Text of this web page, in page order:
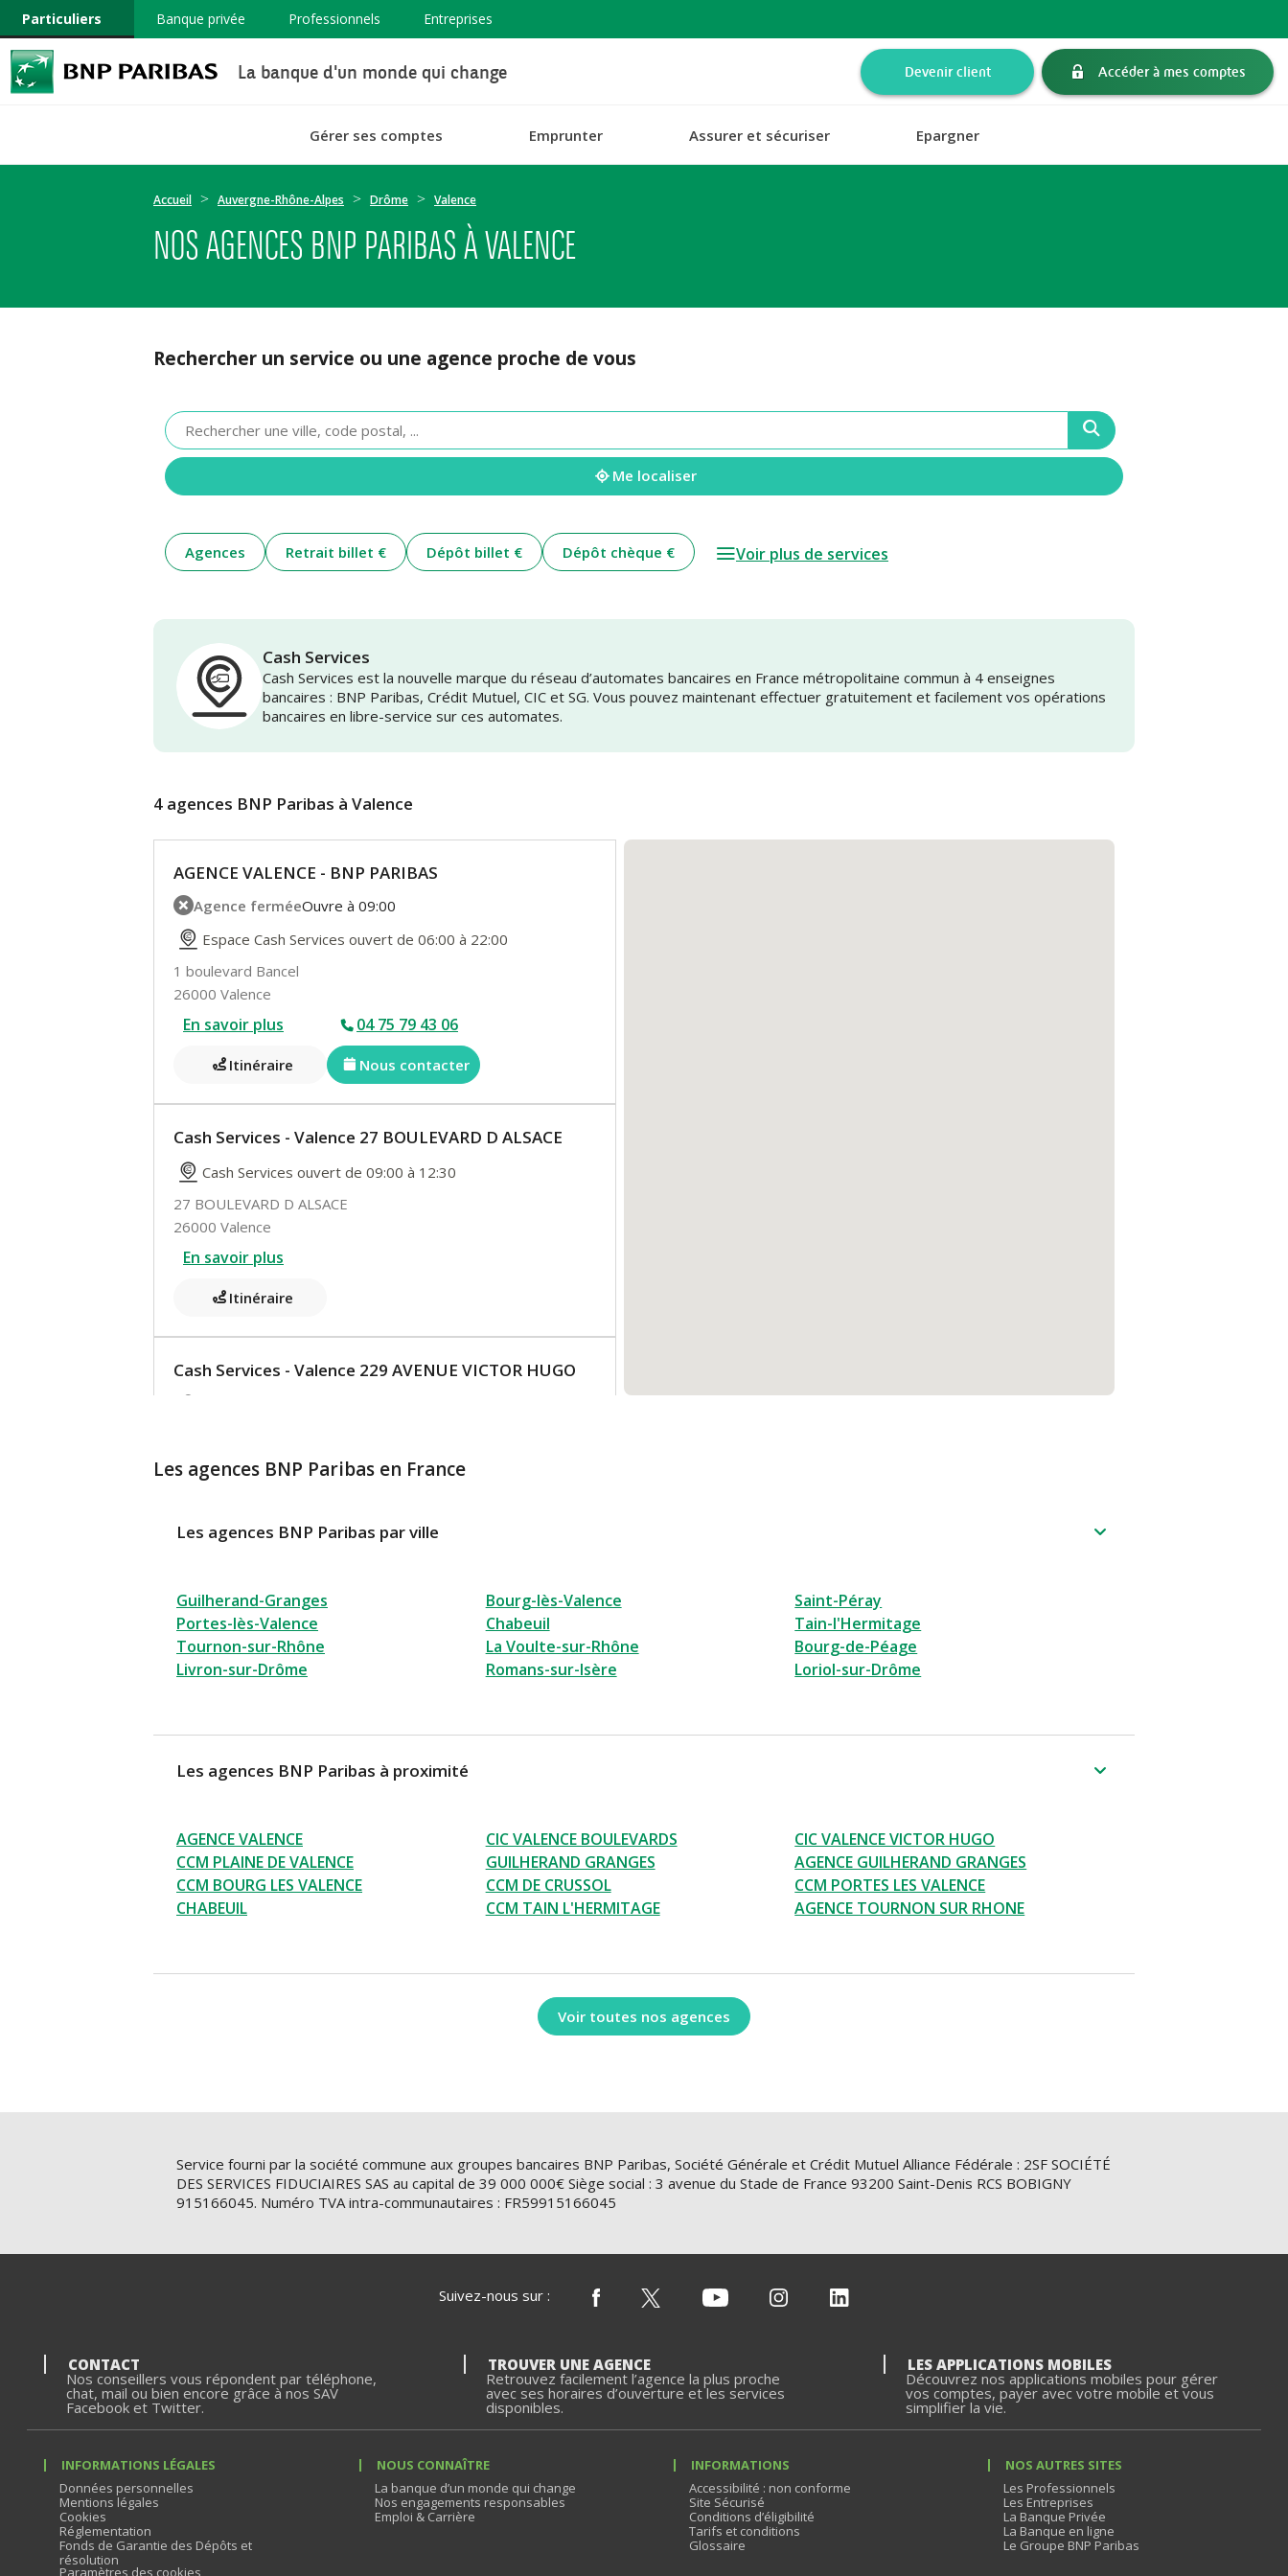
Particuliers Banque privée Professionnels Entreprises
La banque d'un monde qui change Devenir client Accéder à mes comptes
Gérer ses comptes Emprunter Assurer et sécuriser Epargner
Accueil Auvergne-Rhône-Alpes Drôme Valence
NOS AGENCES BNP PARIBAS À VALENCE
Rechercher un service ou une agence proche de vous
Veuillez
renseigner
une
adresse
Me localiser
Agences Retrait billet € Dépôt billet € Dépôt chèque € Voir plus de services
Cash Services
Cash Services est la nouvelle marque du réseau d’automates bancaires en France métropolitaine commun à 4 enseignes
bancaires : BNP Paribas, Crédit Mutuel, CIC et SG. Vous pouvez maintenant effectuer gratuitement et facilement vos opérations
bancaires en libre-service sur ces automates.
4 agences BNP Paribas à Valence
AGENCE VALENCE - BNP PARIBAS
Agence ferméeOuvre à 09:00
Espace Cash Services ouvert de 06:00 à 22:00
1 boulevard Bancel
26000 Valence
En savoir plus 04 75 79 43 06
Itinéraire Nous contacter
Cash Services - Valence 27 BOULEVARD D ALSACE
Cash Services ouvert de 09:00 à 12:30
27 BOULEVARD D ALSACE
26000 Valence
En savoir plus
Itinéraire
Cash Services - Valence 229 AVENUE VICTOR HUGO
26010 Valence
Itinéraire
Cash Services - Valence 21 RUE HENRI BARBUSSE
Cash Services ouvert de 06:00 à 23:30
21 RUE HENRI BARBUSSE
Itinéraire
Les agences BNP Paribas en France
Les agences BNP Paribas par ville
Guilherand-Granges Bourg-lès-Valence
Saint-Péray
Portes-lès-Valence
Chabeuil
Tain-l'Hermitage
Tournon-sur-Rhône
La Voulte-sur-Rhône
Bourg-de-Péage
Livron-sur-Drôme
Romans-sur-Isère Loriol-sur-Drôme
Les agences BNP Paribas à proximité
AGENCE VALENCE CIC VALENCE BOULEVARDS
CIC VALENCE VICTOR HUGO
CCM PLAINE DE VALENCE
GUILHERAND GRANGES
AGENCE GUILHERAND GRANGES
CCM BOURG LES VALENCE
CCM DE CRUSSOL
CCM PORTES LES VALENCE
CHABEUIL
CCM TAIN L'HERMITAGE AGENCE TOURNON SUR RHONE
Voir toutes nos agences
Service fourni par la société commune aux groupes bancaires BNP Paribas, Société Générale et Crédit Mutuel Alliance Fédérale : 2SF SOCIÉTÉ
DES SERVICES FIDUCIAIRES SAS au capital de 39 000 000€ Siège social : 3 avenue du Stade de France 93200 Saint-Denis RCS BOBIGNY
915166045. Numéro TVA intra-communautaires : FR59915166045
Suivez-nous sur :
CONTACT
Nos conseillers vous répondent par téléphone,
chat, mail ou bien encore grâce à nos SAV
Facebook et Twitter.
TROUVER UNE AGENCE
Retrouvez facilement l’agence la plus proche
avec ses horaires d’ouverture et les services
disponibles.
LES APPLICATIONS MOBILES
Découvrez nos applications mobiles pour gérer
vos comptes, payer avec votre mobile et vous
simplifier la vie.
INFORMATIONS LÉGALES
Données personnelles
Mentions légales
Cookies
Réglementation
Fonds de Garantie des Dépôts et
résolution
Paramètres des cookies
NOUS CONNAÎTRE
La banque d’un monde qui change
Nos engagements responsables
Emploi & Carrière
INFORMATIONS
Accessibilité : non conforme
Site Sécurisé
Conditions d’éligibilité
Tarifs et conditions
Glossaire
NOS AUTRES SITES
Les Professionnels
Les Entreprises
La Banque Privée
La Banque en ligne
Le Groupe BNP Paribas